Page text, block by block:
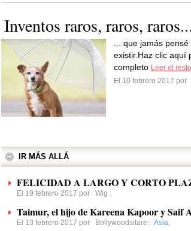
Inventos raros, raros, raros...
... que jamás
existir.Haz clic aquí
completo Leer el resto
El 10 febrero 2017 por
IR MÁS ALLÁ
FELICIDAD A LARGO Y CORTO
El 19 febrero 2017 por Wig :
Taimur, el hijo de Kareena Kapoor y Saif
El 13 febrero 2017 por Bollywoodsitare : Asia,